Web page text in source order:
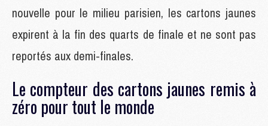
nouvelle pour le milieu parisien, les cartons jaunes
expirent à la fin des quarts de finale et ne sont pas
reportés aux demi-finales.
Le compteur des cartons jaunes remis à
zéro pour tout le monde